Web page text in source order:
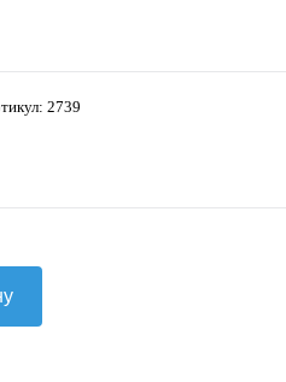
2739